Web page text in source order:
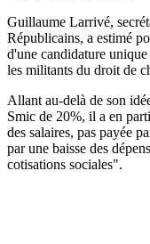
Guillaume Larrivé,
Républicains, a estimé
d'une candidature
les militants du droit de
Allant au-delà de son
Smic de 20%, il a en
des salaires, pas payée
par une baisse des
cotisations sociales".